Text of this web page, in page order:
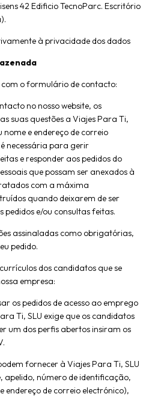
42 Edificio TecnoParc. Escritório
à privacidade dos dados
o formulário de contacto:
no nosso website, os
suas questões a Viajes Para Ti,
nome e endereço de correio
necessária para gerir
e responder aos pedidos do
que possam ser anexados à
com a máxima
quando deixarem de ser
pedidos e/ou consultas feitas.
assinaladas como obrigatórias,
pedido.
dos candidatos que se
empresa:
os pedidos de acesso ao emprego
Ti, SLU exige que os candidatos
um dos perfis abertos insiram os
fornecer à Viajes Para Ti, SLU
apelido, número de identificação,
endereço de correio electrónico),